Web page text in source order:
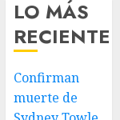
LO MÁS
RECIENTE
Confirman
muerte de